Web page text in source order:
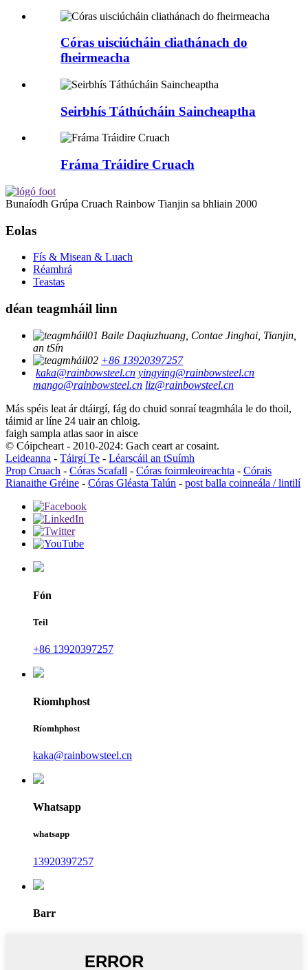
Córas uisciúcháin cliathánach do
fheirmeacha
Seirbhís Táthúcháin Saincheaptha
Fráma Tráidire Cruach
Bunaíodh Grúpa Cruach Rainbow Tianjin sa bhliain 2000
Eolas
Fís & Misean & Luach
Réamhrá
Teastas
déan teagmháil linn
Baile Daqiuzhuang, Contae Jinghai, Tianjin,
an tSín
+86 13920397257
kaka@rainbowsteel.cn yingying@rainbowsteel.cn
mango@rainbowsteel.cn liz@rainbowsteel.cn
Más spéis leat ár dtáirgí, fág do chuid sonraí teagmhála le do thoil,
táimid ar líne 24 uair an chloig.
faigh sampla atlas saor in aisce
© Cóipcheart - 2010-2024: Gach ceart ar cosaint.
Leideanna - Táirgí Te - Léarscáil an tSuímh
Prop Cruach - Córas Scafall - Córas foirmleoireachta - Córais
Rianaithe Gréine - Córas Gléasta Talún - post balla coinneála / lintilí
Fón
Teil
+86 13920397257
Ríomhphost
Ríomhphost
kaka@rainbowsteel.cn
Whatsapp
whatsapp
13920397257
Barr